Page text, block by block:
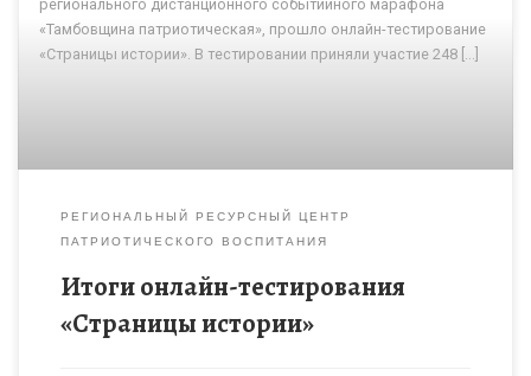
регионального дистанционного событийного марафона
«Тамбовщина патриотическая», прошло онлайн-тестирование
«Страницы истории». В тестировании приняли участие 248 […]
РЕГИОНАЛЬНЫЙ РЕСУРСНЫЙ ЦЕНТР
ПАТРИОТИЧЕСКОГО ВОСПИТАНИЯ
Итоги онлайн-тестирования
«Страницы истории»